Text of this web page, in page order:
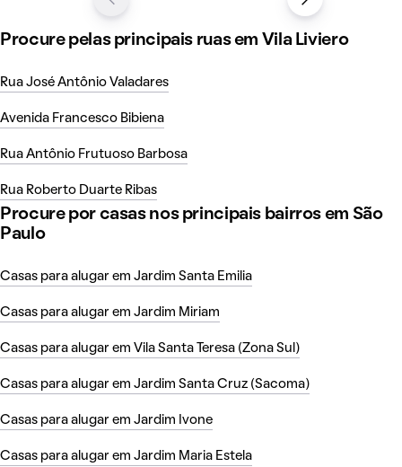
Procure pelas principais ruas em Vila Liviero
Rua José Antônio Valadares
Avenida Francesco Bibiena
Rua Antônio Frutuoso Barbosa
Rua Roberto Duarte Ribas
Procure por casas nos principais bairros em São
Paulo
Casas para alugar em Jardim Santa Emilia
Casas para alugar em Jardim Miriam
Casas para alugar em Vila Santa Teresa (Zona Sul)
Casas para alugar em Jardim Santa Cruz (Sacoma)
Casas para alugar em Jardim Ivone
Casas para alugar em Jardim Maria Estela